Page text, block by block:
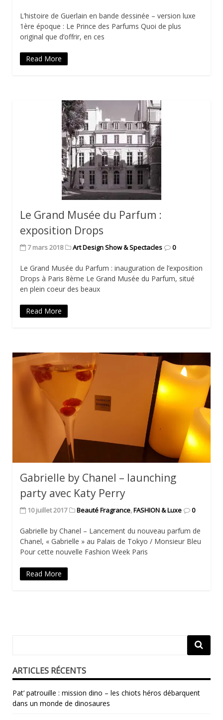
L’histoire de Guerlain en bande dessinée – version luxe
1ère époque : Le Prince des Parfums Quoi de plus
original que d’offrir, en ces
Read More
Le Grand Musée du Parfum :
exposition Drops
7 mars 2018 Art Design Show & Spectacles 0
Le Grand Musée du Parfum : inauguration de l’exposition
Drops à Paris 8ème Le Grand Musée du Parfum, situé
en plein coeur des beaux
Read More
Gabrielle by Chanel – launching
party avec Katy Perry
10 juillet 2017 Beauté Fragrance,FASHION & Luxe 0
Gabrielle by Chanel – Lancement du nouveau parfum de
Chanel, « Gabrielle » au Palais de Tokyo / Monsieur Bleu
Pour cette nouvelle Fashion Week Paris
Read More
ARTICLES RÉCENTS
Pat’ patrouille : mission dino – les chiots héros débarquent
dans un monde de dinosaures